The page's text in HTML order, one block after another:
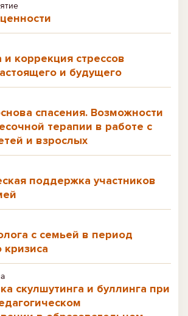
и коррекция стрессов
и будущего
спасения. Возможности
терапии в работе с
и взрослых
поддержка участников
с семьей в период
кризиса
скулшутинга и буллинга при